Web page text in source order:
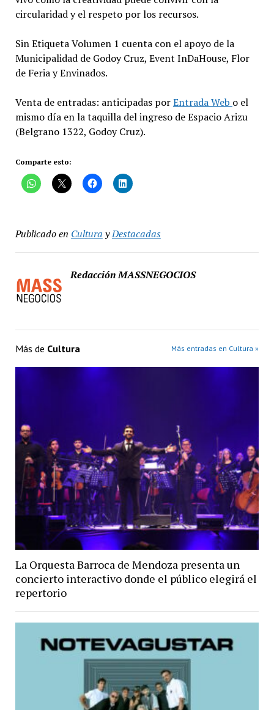
circularidad y el respeto por los recursos.
Sin Etiqueta Volumen 1 cuenta con el apoyo de la
Municipalidad de Godoy Cruz, Event InDaHouse, Flor
de Feria y Envinados.
Venta de entradas: anticipadas porEntrada Web o el
mismo día en la taquilla del ingreso de Espacio Arizu
(Belgrano 1322, Godoy Cruz).
Comparte esto:
Publicado en Cultura yDestacadas
Redacción MASSNEGOCIOS
Más de Cultura Más entradas en Cultura »
La Orquesta Barroca de Mendoza presenta un
concierto interactivo donde el público elegirá el
repertorio